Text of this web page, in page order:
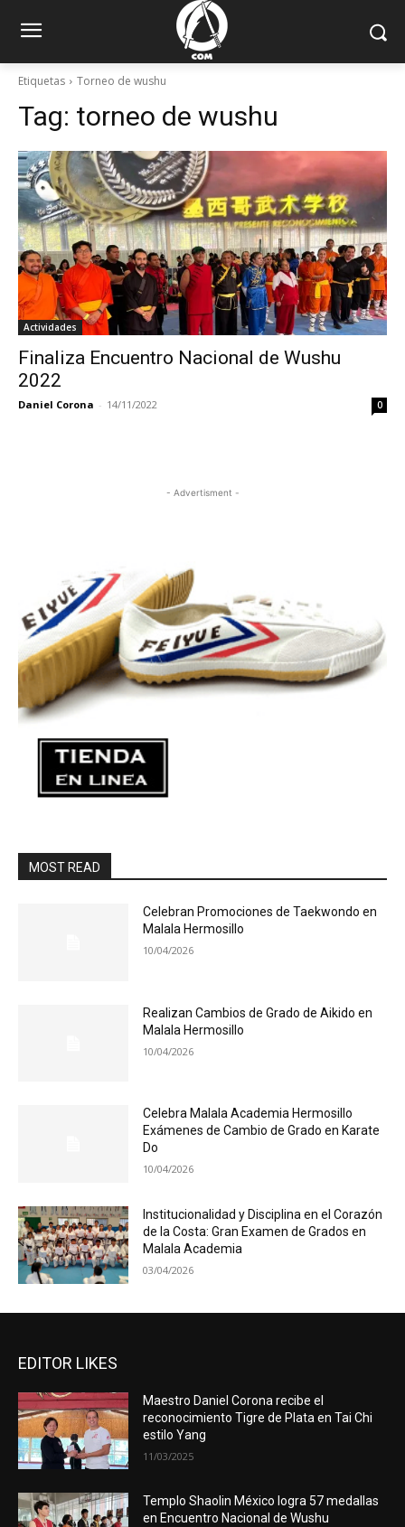
Etiquetas Torneo de wushu
Tag: torneo de wushu
Actividades
Finaliza Encuentro Nacional de Wushu
2022
Daniel Corona - 14/11/2022 0
- Advertisment -
MOST READ
Celebran Promociones de Taekwondo en
Malala Hermosillo
10/04/2026
Realizan Cambios de Grado de Aikido en
Malala Hermosillo
10/04/2026
Celebra Malala Academia Hermosillo
Exámenes de Cambio de Grado en Karate
Do
10/04/2026
Institucionalidad y Disciplina en el Corazón
de la Costa: Gran Examen de Grados en
Malala Academia
03/04/2026
EDITOR LIKES
Maestro Daniel Corona recibe el
reconocimiento Tigre de Plata en Tai Chi
estilo Yang
11/03/2025
Templo Shaolin México logra 57 medallas
en Encuentro Nacional de Wushu